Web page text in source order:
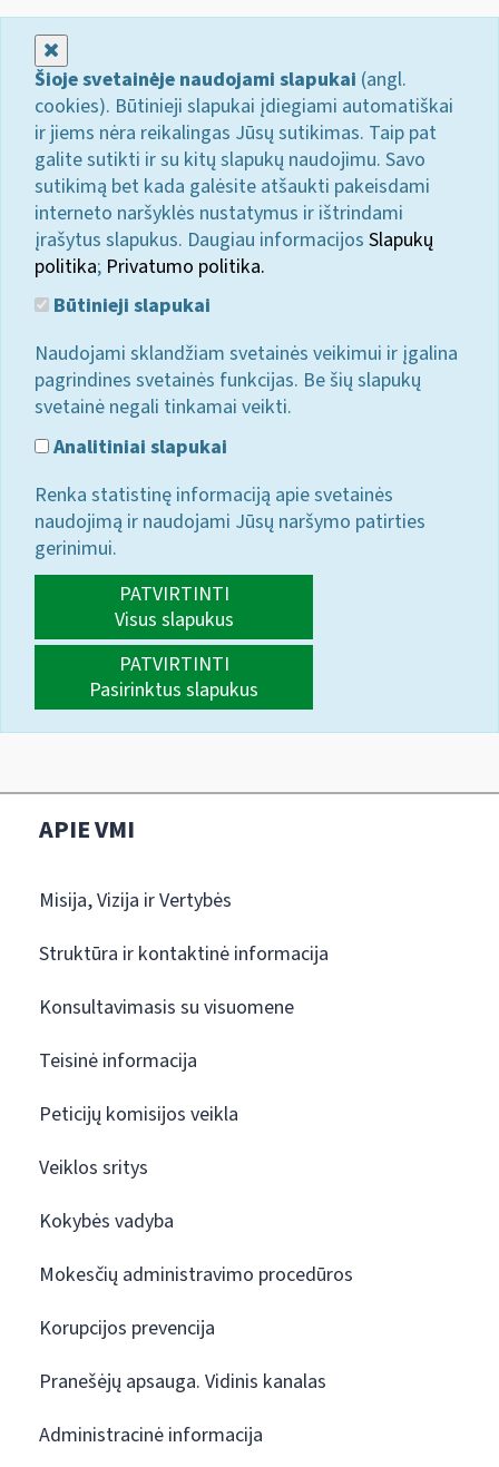
Šioje svetainėje naudojami slapukai (angl.
cookies). Būtinieji slapukai įdiegiami automatiškai
ir jiems nėra reikalingas Jūsų sutikimas. Taip pat
galite sutikti ir su kitų slapukų naudojimu. Savo
sutikimą bet kada galėsite atšaukti pakeisdami
interneto naršyklės nustatymus ir ištrindami
įrašytus slapukus. Daugiau informacijos Slapukų
politika; Privatumo politika.
Būtinieji slapukai
Naudojami sklandžiam svetainės veikimui ir įgalina
pagrindines svetainės funkcijas. Be šių slapukų
svetainė negali tinkamai veikti.
Analitiniai slapukai
Renka statistinę informaciją apie svetainės
naudojimą ir naudojami Jūsų naršymo patirties
gerinimui.
PATVIRTINTI
Visus slapukus
PATVIRTINTI
Pasirinktus slapukus
APIE VMI
Misija, Vizija ir Vertybės
Struktūra ir kontaktinė informacija
Konsultavimasis su visuomene
Teisinė informacija
Peticijų komisijos veikla
Veiklos sritys
Kokybės vadyba
Mokesčių administravimo procedūros
Korupcijos prevencija
Pranešėjų apsauga. Vidinis kanalas
Administracinė informacija